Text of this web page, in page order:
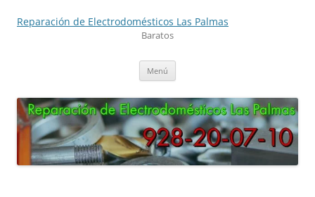
contenido
Reparación de Electrodomésticos Las Palmas
Baratos
Menú